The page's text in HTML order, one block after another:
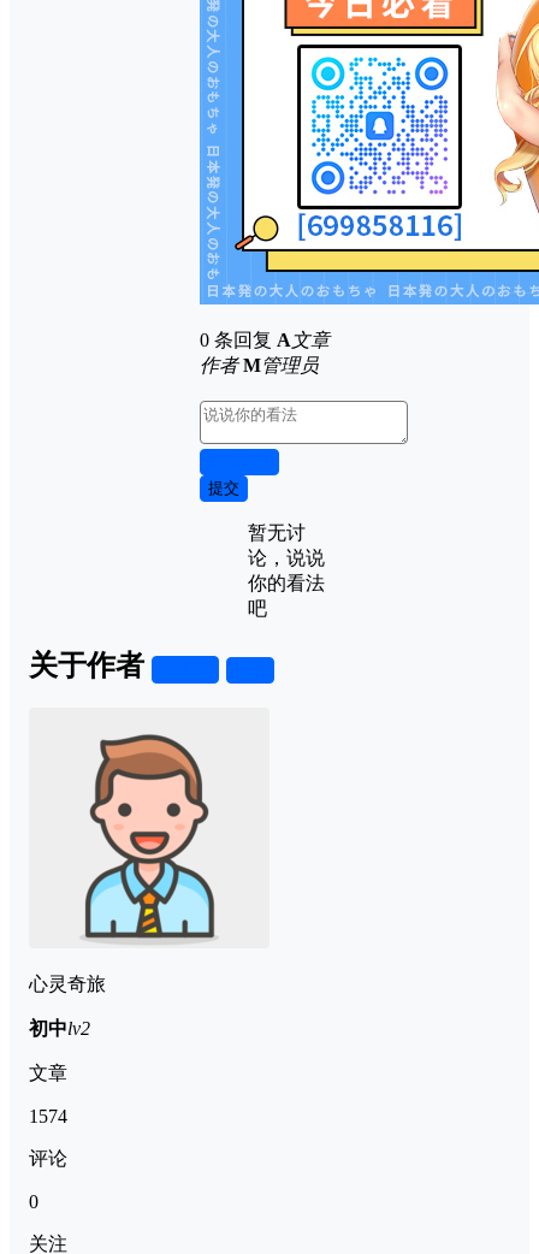
0 条回复 A文章
作者 M管理员
提交
暂无讨
论，说说
你的看法
吧
关于作者
心灵奇旅
初中lv2
文章
1574
评论
0
关注